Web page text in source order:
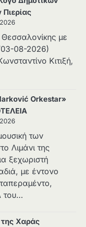
με
08-2026)
Κιτιξή,
Orkestar»
των
Λιμάνι της
ξεχωριστή
με έντονο
του…
της Χαράς